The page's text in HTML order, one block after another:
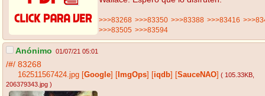
>>>83268 >>>83350 >>>83388 >>>83416
>>>83505 >>>83594
Anónimo 01/07/21 05:01
/#/ 83268
162511567424.jpg Google ImgOps iqdb SauceNAO ( 105.33KB
206379343.jpg )